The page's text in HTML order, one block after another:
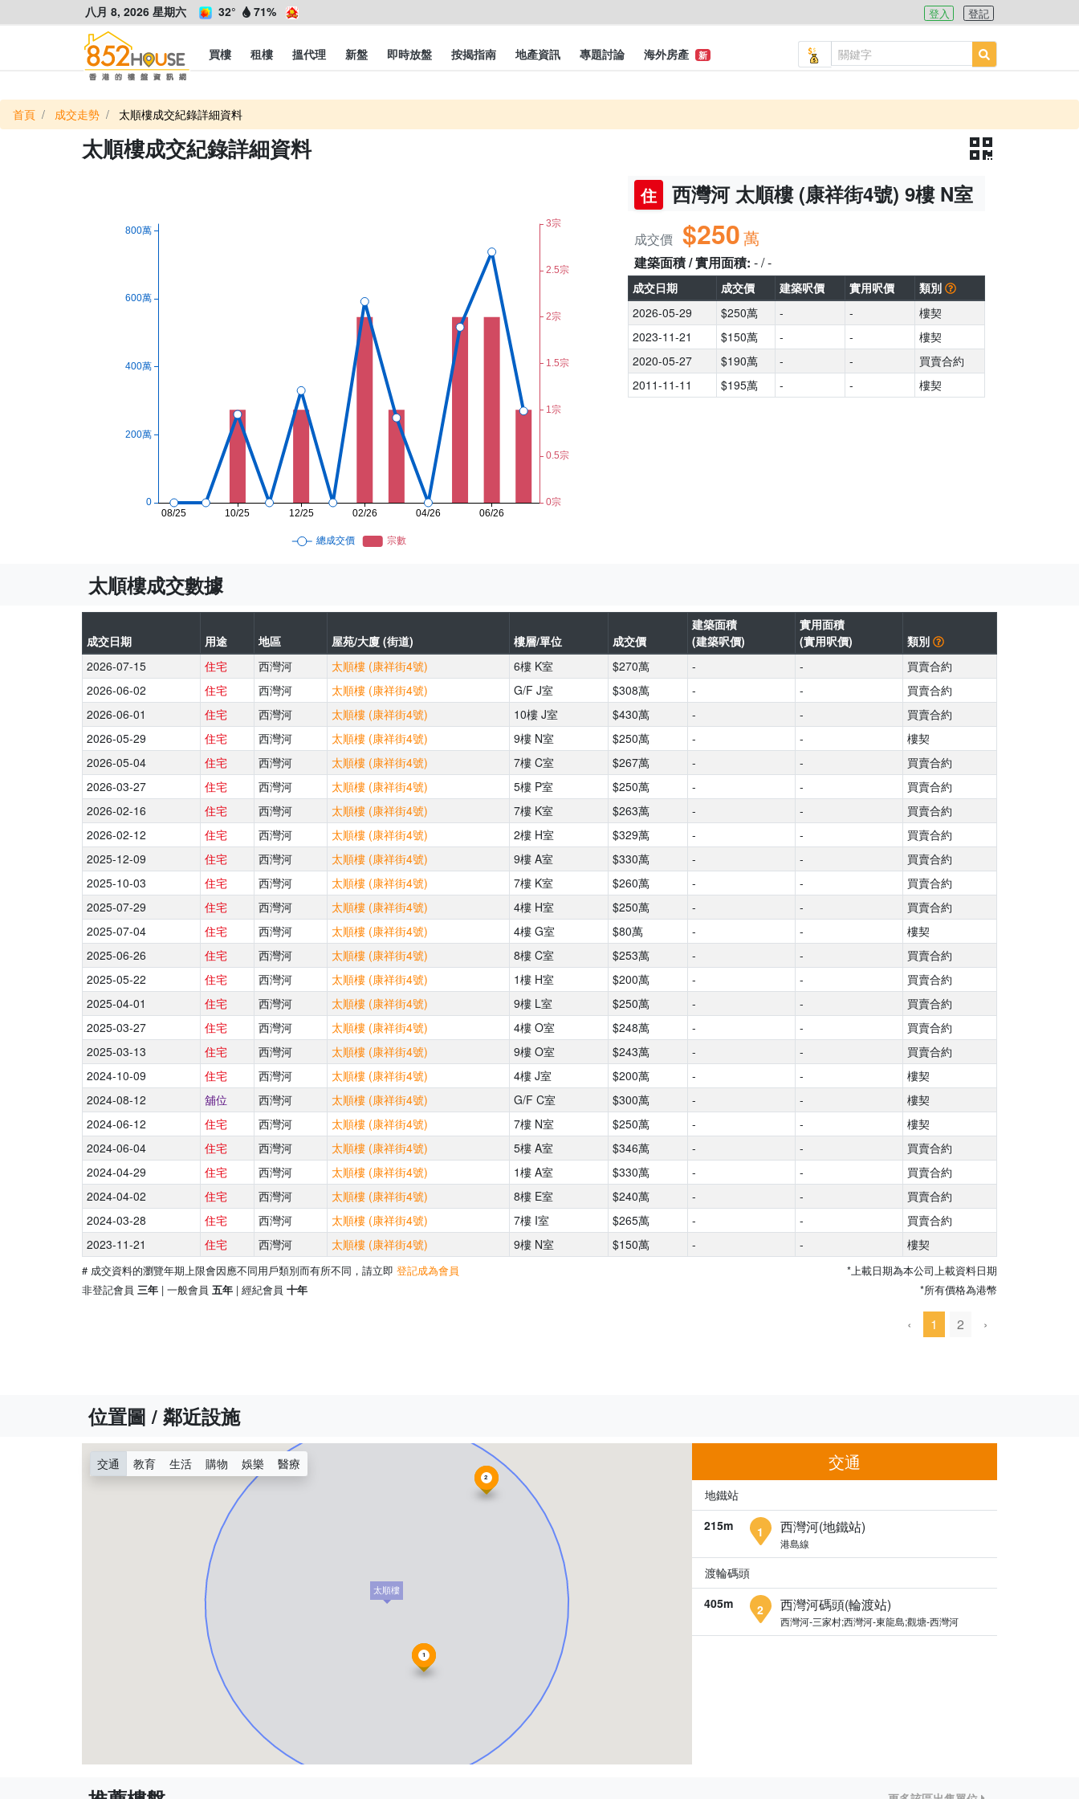
八月 8, 2026 星期六 32° 71% 登入 登記
買樓 租樓 搵代理 新盤 即時放盤 按揭指南 地產資訊 專題討論 海外房產 新
首頁 成交走勢 太順樓成交紀錄詳細資料
太順樓成交紀錄詳細資料
住 西灣河 太順樓 (康祥街4號) 9樓 N室
成交價 $250萬
建築面積 / 實用面積: - / -
成交日期 成交價 建築呎價 實用呎價
類別
2026-05-29
$250萬 - -
樓契
2023-11-21
$150萬 - -
樓契
2020-05-27
$190萬 - -
買賣合約
2011-11-11
$195萬 - - 樓契
太順樓成交數據
成交日期 用途 地區 屋苑/大廈 (街道) 樓層/單位 成交價
建築面積
(建築呎價)
實用面積
(實用呎價)
類別
2026-07-15
住宅 西灣河 太順樓 (康祥街4號) 6樓 K室 $270萬 - -
買賣合約
2026-06-02
住宅 西灣河 太順樓 (康祥街4號) G/F J室 $308萬 - -
買賣合約
2026-06-01
住宅 西灣河 太順樓 (康祥街4號) 10樓 J室 $430萬 - -
買賣合約
2026-05-29
住宅 西灣河 太順樓 (康祥街4號) 9樓 N室 $250萬 - -
樓契
2026-05-04
住宅 西灣河 太順樓 (康祥街4號) 7樓 C室 $267萬 - -
買賣合約
2026-03-27
住宅 西灣河 太順樓 (康祥街4號) 5樓 P室 $250萬 - -
買賣合約
2026-02-16
住宅 西灣河 太順樓 (康祥街4號) 7樓 K室 $263萬 - -
買賣合約
2026-02-12
住宅 西灣河 太順樓 (康祥街4號) 2樓 H室 $329萬 - -
買賣合約
2025-12-09
住宅 西灣河 太順樓 (康祥街4號) 9樓 A室 $330萬 - -
買賣合約
2025-10-03
住宅 西灣河 太順樓 (康祥街4號) 7樓 K室 $260萬 - -
買賣合約
2025-07-29
住宅 西灣河 太順樓 (康祥街4號) 4樓 H室 $250萬 - -
買賣合約
2025-07-04
住宅 西灣河 太順樓 (康祥街4號) 4樓 G室 $80萬 - -
樓契
2025-06-26
住宅 西灣河 太順樓 (康祥街4號) 8樓 C室 $253萬 - -
買賣合約
2025-05-22
住宅 西灣河 太順樓 (康祥街4號) 1樓 H室 $200萬 - -
買賣合約
2025-04-01
住宅 西灣河 太順樓 (康祥街4號) 9樓 L室 $250萬 - -
買賣合約
2025-03-27
住宅 西灣河 太順樓 (康祥街4號) 4樓 O室 $248萬 - -
買賣合約
2025-03-13
住宅 西灣河 太順樓 (康祥街4號) 9樓 O室 $243萬 - -
買賣合約
2024-10-09
住宅 西灣河 太順樓 (康祥街4號) 4樓 J室 $200萬 - -
樓契
2024-08-12
舖位 西灣河 太順樓 (康祥街4號) G/F C室 $300萬 - -
樓契
2024-06-12
住宅 西灣河 太順樓 (康祥街4號) 7樓 N室 $250萬 - -
樓契
2024-06-04
住宅 西灣河 太順樓 (康祥街4號) 5樓 A室 $346萬 - -
買賣合約
2024-04-29
住宅 西灣河 太順樓 (康祥街4號) 1樓 A室 $330萬 - -
買賣合約
2024-04-02
住宅 西灣河 太順樓 (康祥街4號) 8樓 E室 $240萬 - -
買賣合約
2024-03-28
住宅 西灣河 太順樓 (康祥街4號) 7樓 I室 $265萬 - -
買賣合約
2023-11-21
住宅 西灣河 太順樓 (康祥街4號) 9樓 N室 $150萬 - - 樓契
# 成交資料的瀏覽年期上限會因應不同用戶類別而有所不同，請立即 登記成為會員
非登記會員 三年 | 一般會員 五年 | 經紀會員 十年
*上載日期為本公司上載資料日期
*所有價格為港幣
‹ 1 2 ›
位置圖 / 鄰近設施
太順樓
1
2
交通 教育 生活 購物 娛樂 醫療 交通
地鐵站
215m
1 西灣河(地鐵站)
港島線
渡輪碼頭
405m
2 西灣河碼頭(輪渡站)
西灣河-三家村;西灣河-東龍島;觀塘-西灣河